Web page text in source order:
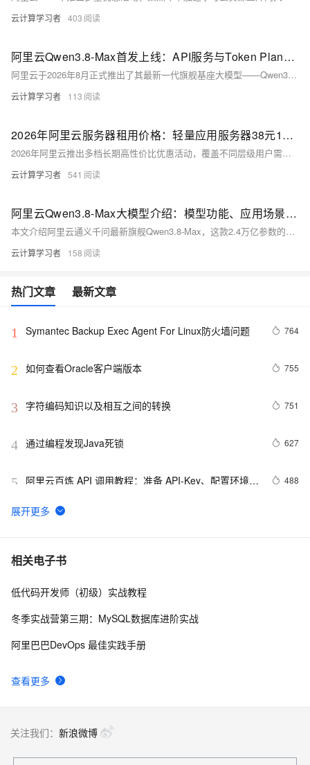
云计算学习者 403
阿里云Qwen3.8-Max首发上线：API服务与Token Plan同步开放
阿里云于2026年8月正式推出了其最新一代旗舰基座大模型——Qwen3.8-Max。这款模型不仅在参数规模上实现了新的突破，更在推理效率、多模态处理及长周期任务执行上展现了卓越的性能，标志着通义千问系列模型迈入了一个全新的智能体时代。本文将深入解析Qwen3.8-Max的技术特性、应用场景、价格体系及接入方式，为开发者和企业提供一份详尽的参考指南。
云计算学习者 113
2026年阿里云服务器租用价格：轻量应用服务器38元1年起，云服务器99元1年起
2026年阿里云推出多档长期高性价比优惠活动，覆盖不同层级用户需求。新用户可每日10点/15点限量抢购轻量应用服务器，2核2G峰值200M带宽仅38元/年，2核4G低至9.9元/月或199元/年。新老用户同享“99计划”，2核2G 3M带宽经济型e实例99元/年，2核4G 5M带宽通用算力型u1实例199元/年，均支持续费同价。此外，第九代企业级实例c9i/g9i/r9i享6.4折起，企业迁云最高可获算力补贴，搭配通用优惠券还能享受折上折，是个人站长、中小企业低成本上云的优质选择。
云计算学习者 541
阿里云Qwen3.8-Max大模型介绍：模型功能、应用场景、最新活动参考
本文介绍阿里云通义千问最新旗舰Qwen3.8-Max，这款2.4万亿参数的基座模型实现全栈代码工程、多模态闭环执行、256K长上下文等能力突破，支持企业智能办公、全栈应用开发等复杂场景。当前通过阿里云百炼Token Plan可39元/月起订阅，叠加全天1折、夜间低至0.2折的限时福利，大幅降低开发者探索AGI能力的门槛。
云计算学习者 158
热门文章 最新文章
1 Symantec Backup Exec Agent For Linux防火墙问题 764
2 如何查看Oracle客户端版本 755
3 字符编码知识以及相互之间的转换 751
4 通过编程发现Java死锁 627
5
阿里云百炼 API 调用教程：准备 API-Key、配置环境变
488
6
阿里云百炼平台详解：官网入口链接、免费AI大模型领
7 0 代码也能一键上线应用！阿里云 Meoo 秒悟，一句话
8 从零搭建企业私有知识库：RAG + 大模型实战（附完
主要模型与能力介绍
则、Token换算与团队选型指南
相关电子书
查看更多
低代码开发师（初级）实战教程
冬季实战营第三期：MySQL数据库进阶实战
阿里巴巴DevOps 最佳实践手册
关注我们： 新浪微博